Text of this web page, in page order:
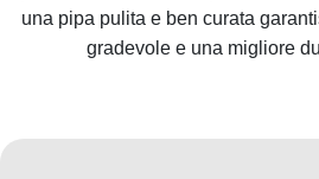
una pipa pulita e ben curata
gradevole e una migliore